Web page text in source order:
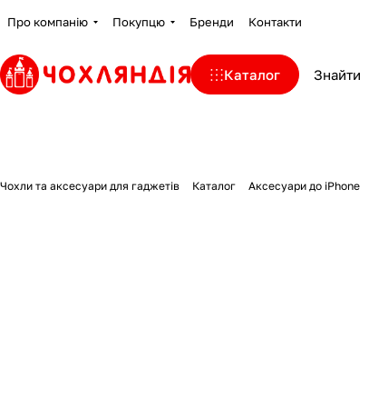
Про компанію Покупцю Бренди Контакти
Каталог
Чохли та аксесуари для гаджетів Каталог Аксесуари до iPhone